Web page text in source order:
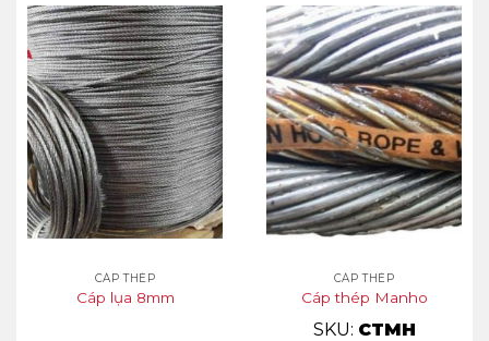
CÁP THÉP
Cáp lụa 8mm
CÁP THÉP
Cáp thép Manho
SKU: CTMH